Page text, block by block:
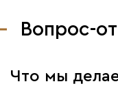
Вопрос-
Что мы